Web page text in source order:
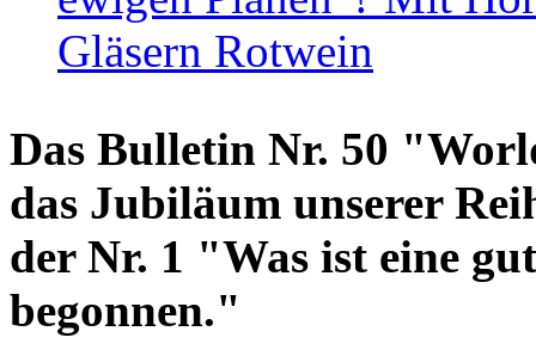
Gläsern Rotwein
Das Bulletin Nr. 50
das Jubiläum unserer
der Nr. 1 "Was ist eine
begonnen."